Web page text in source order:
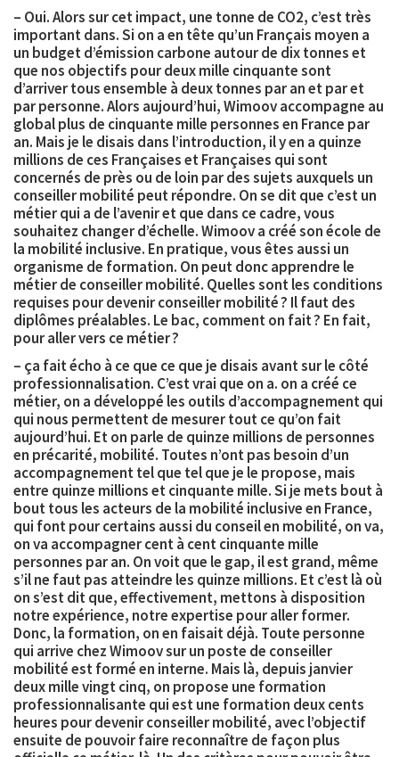
– Oui. Alors sur cet impact, une tonne de CO2, c’est très
important dans. Si on a en tête qu’un Français moyen a
un budget d’émission carbone autour de dix tonnes et
que nos objectifs pour deux mille cinquante sont
d’arriver tous ensemble à deux tonnes par an et par et
par personne. Alors aujourd’hui, Wimoov accompagne au
globalplus de cinquante mille personnes en France par
an. Mais je le disais dans l’introduction, il y en a quinze
millions de ces Françaises et Françaises qui sont
concernés de près ou de loin par des sujets auxquels un
conseiller mobilité peut répondre. On se dit que c’est un
métier qui a de l’avenir et que dans ce cadre, vous
souhaitez changer d’échelle. Wimoov a créé sonécole de
la mobilité inclusive. En pratique, vous êtes aussi un
organisme de formation. On peut donc apprendre le
métier de conseiller mobilité. Quelles sont les conditions
requises pour devenir conseiller mobilité ? Il faut des
diplômes préalables. Le bac, comment on fait ? En fait,
pour aller vers ce métier ?
– ça fait écho à ce que ce que je disais avant sur le côté
professionnalisation. C’est vrai que on a. on a créé ce
métier, on a développé les outils d’accompagnement qui
qui nous permettent de mesurer tout ce qu’on fait
aujourd’hui. Et on parle de quinze millions de personnes
en précarité, mobilité. Toutes n’ont pas besoin d’un
accompagnement tel que tel que je le propose, mais
entre quinze millions et cinquante mille. Si je mets bout à
bout tous les acteurs de la mobilité inclusive en France,
qui font pour certains aussi du conseil en mobilité, on va,
on va accompagner cent à cent cinquante mille
personnes par an. On voit que le gap, il est grand, même
s’il ne faut pas atteindre les quinze millions. Et c’est là où
on s’est dit que, effectivement, mettons à disposition
notre expérience, notre expertise pour aller former.
Donc, la formation, on en faisait déjà. Toute personne
qui arrive chez Wimoov sur un poste de conseiller
mobilité est formé en interne. Mais là, depuis janvier
deux mille vingt cinq, on propose une formation
professionnalisante qui est une formation deux cents
heures pour devenir conseiller mobilité, avec l’objectif
ensuite de pouvoir faire reconnaître de façon plus